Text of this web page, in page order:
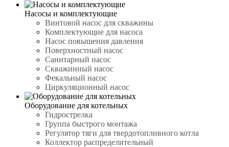
Насосы и комплектующие
Винтовой насос для скважины
Комплектующие для насоса
Насос повышения давления
Поверхностный насос
Санитарный насос
Скважинный насос
Фекальный насос
Циркуляционный насос
Оборудование для котельных
Гидрострелка
Группа быстрого монтажа
Регулятор тяги для твердотопливного котла
Коллектор распределительный